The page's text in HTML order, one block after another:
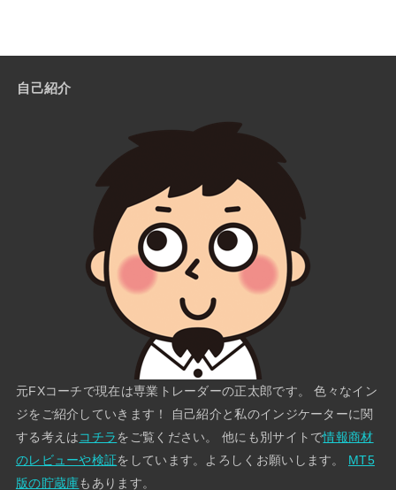
自己紹介
元FXコーチで現在は専業トレーダーの正太郎です。 色々なイン
ジをご紹介していきます！ 自己紹介と私のインジケーターに関
する考えはコチラをご覧ください。 他にも別サイトで情報商材
のレビューや検証をしています。よろしくお願いします。 MT5
版の貯蔵庫もあります。